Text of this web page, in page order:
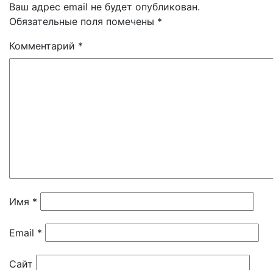
Ваш адрес email не будет опубликован.
Обязательные поля помечены *
Комментарий *
Имя *
Email *
Сайт